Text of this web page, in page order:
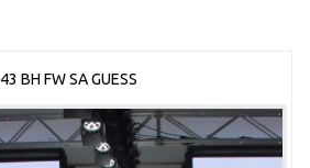
43 BH FW SA GUESS